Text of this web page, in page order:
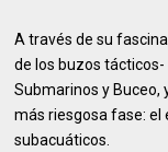
A través de su
de los buzos tácticos-
Submarinos y Buceo,
más riesgosa fase: el
subacuáticos.